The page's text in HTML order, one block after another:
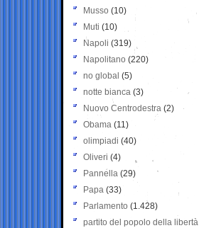
Musso (10)
Muti (10)
Napoli (319)
Napolitano (220)
no global (5)
notte bianca (3)
Nuovo Centrodestra (2)
Obama (11)
olimpiadi (40)
Oliveri (4)
Pannella (29)
Papa (33)
Parlamento (1.428)
partito del popolo della libertà